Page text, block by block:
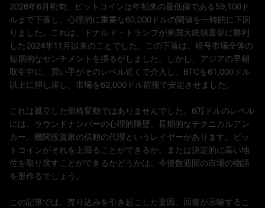
2026年6月初旬、ビットコインは年初来の最低値である59,100ド
ルまで下落し、心理的に重要な60,000ドルの閾値を一時的に下回
りました。これは、ドナルド・トランプが米国大統領選挙に勝利
した2024年11月以来のことでした。この下落は、暗号市場全体の
短期的なセンチメントを揺るがしました。しかし、アジアの早朝
取引中に、買い手がそのレベル近くで介入し、BTCを61,000ドル
以上に押し戻し、市場を62,000ドル前後で安定させました。
これは孤立した価格変動ではありませんでした。6万ドルのレベル
には、ラウンドナンバーの心理的障壁、長期的なテクニカルアン
カー、機関投資家の信頼の代理というレイヤーがあります。ビッ
トコインがそれを上回ることができるか、または決定的に高い地
位を取り戻すことができるかどうかは、今後数週間の市場の物語
を形作るでしょう。
この記事では、売り込みを引き起こした要因、回復が示唆するこ